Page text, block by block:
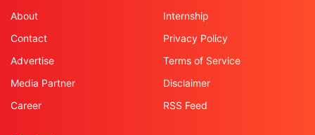
About
Contact
Advertise
Media Partner
Career
Internship
Privacy Policy
Terms of Service
Disclaimer
RSS Feed